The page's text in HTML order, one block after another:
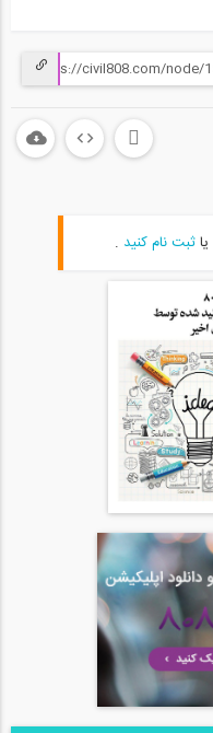
یاثبت نام کنید .